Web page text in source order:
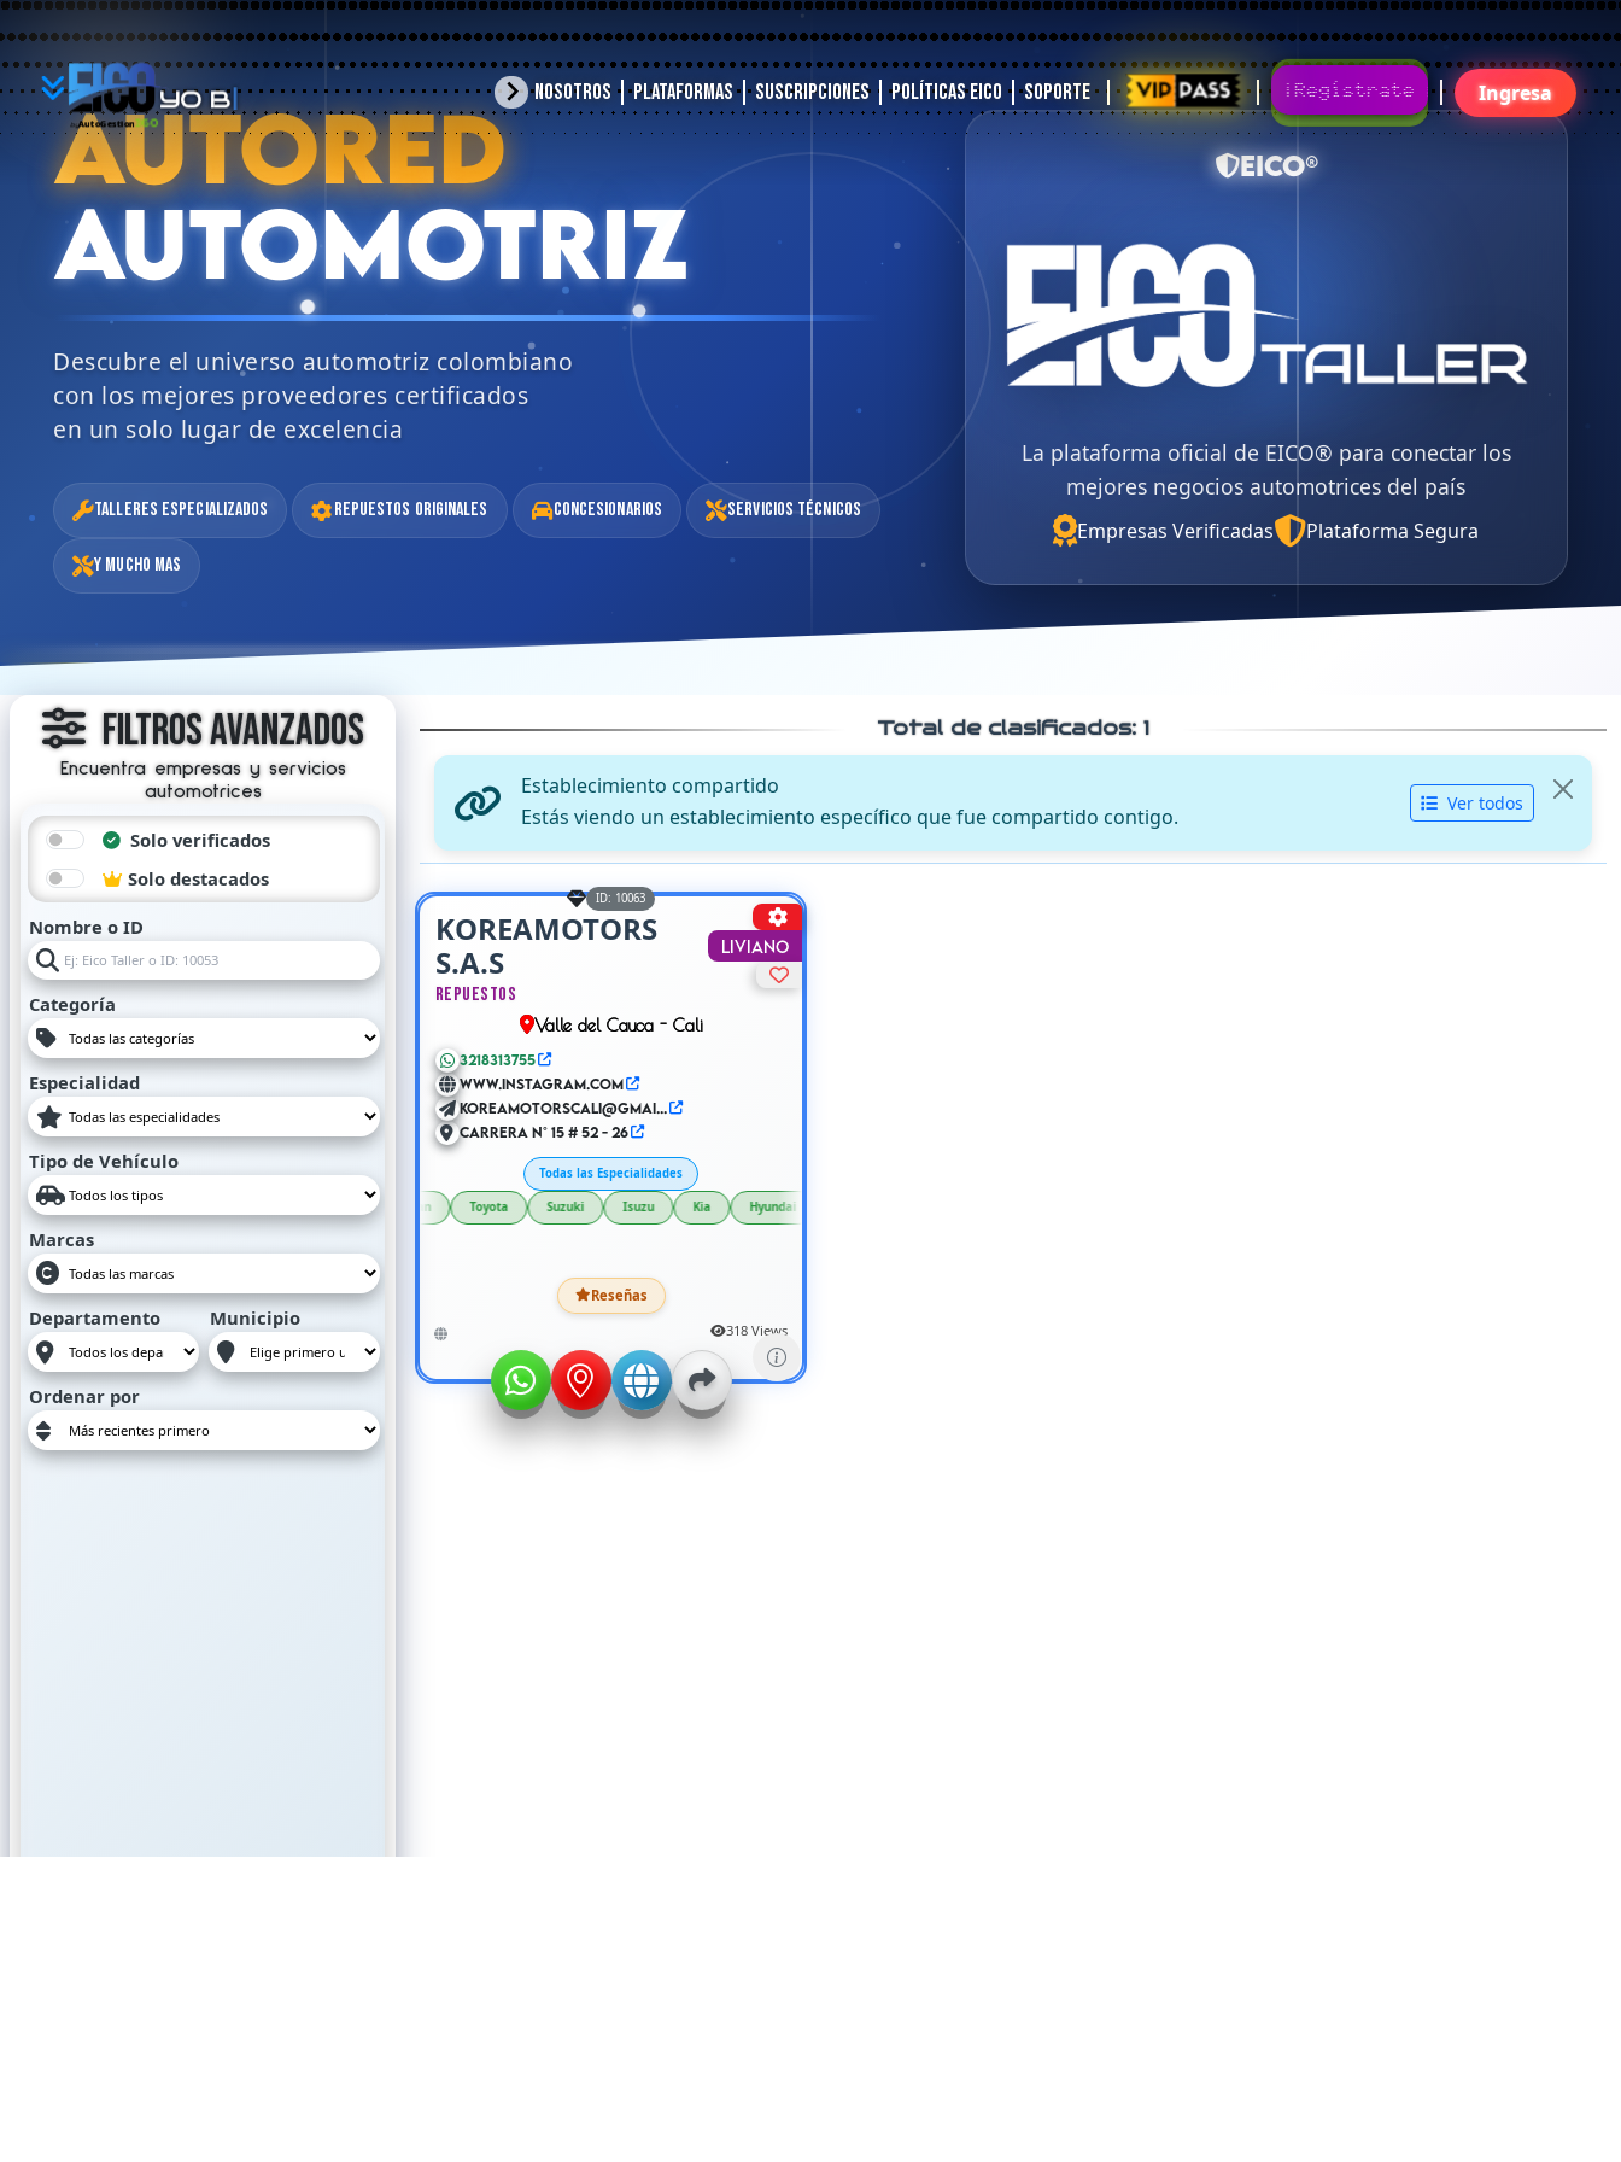
YO
BUSCO
byAutoGestion360
Ingresa
¡Regístrate!¡Únete Ya!
Gratis
arrow_forward_ios Soporte
Políticas EICO
Suscripciones
Plataformas
Nosotros
AUTORED
AUTOMOTRIZ
Descubre el universo automotriz colombiano
con los mejores proveedores certificados
en un solo lugar de excelencia
Talleres Especializados Repuestos Originales Concesionarios Servicios Técnicos
Y mucho mas
EICO®
La plataforma oficial de EICO® para conectar los
mejores negocios automotrices del país
Empresas Verificadas Plataforma Segura
Filtros Avanzados
Encuentra empresas y servicios
automotrices
Solo verificados
Solo destacados
Nombre o ID
Categoría
Especialidad
Tipo de Vehículo
Marcas
Departamento Municipio
Ordenar por
Total de clasificados: 1
Establecimiento compartido
Estás viendo un establecimiento específico que fue compartido contigo.
Ver todos
ID: 10063
Liviano
KOREAMOTORS
S.A.S
Repuestos
Valle del Cauca - Cali
3218313755
www.instagram.com
koreamotorscali@gmai...
CARRERA N° 15 # 52 - 26
Todas las Especialidades
Chevrolet Daewoo Nissan Toyota Suzuki Isuzu Kia Hyundai
Reseñas
318 Views